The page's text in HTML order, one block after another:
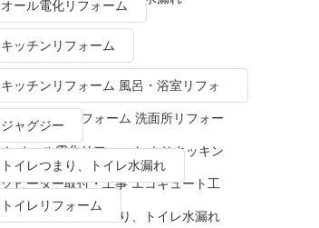
オール電化リフォーム
キッチンリフォーム
キッチンリフォーム 風呂・浴室リフォ
ーム トイレリフォーム 洗面所リフォー
ム オール電化リフォーム ＩＨクッキン
グヒーター取付・工事 エコキュート工
事・販売 トイレつまり、トイレ水漏れ
ジャグジー
トイレつまり、トイレ水漏れ
トイレリフォーム